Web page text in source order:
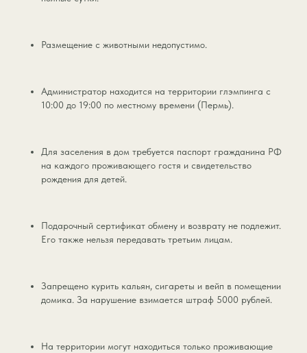
Размещение с животными недопустимо.
Администратор находится на территории глэмпинга с
10:00 до 19:00 по местному времени (Пермь).
Для заселения в дом требуется паспорт гражданина РФ
на каждого проживающего гостя и свидетельство
рождения для детей.
Подарочный сертификат обмену и возврату не подлежит.
Его также нельзя передавать третьим лицам.
Запрещено курить кальян, сигареты и вейп в помещении
домика. За нарушение взимается штраф 5000 рублей.
На территории могут находиться только проживающие